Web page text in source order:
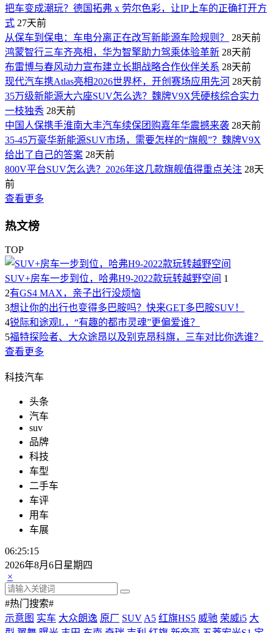
​把车变成潮玩？德国拓弗 x 劳尔色彩，让IP上车的正确打开方
式 27天前
从保车到保电：车电分离正在改写新能源车险规则？
28天前
鸿蒙智行三车齐亮相，华为智擎助力驾乘体验革新 28天前
布雷博与春风动力宣布建立长期战略合作伙伴关系 28天前
现代汽车携Atlas亮相2026世界杯，开创赛场应用先河 28天前
35万级新能源大六座SUV怎么选？魏牌V9X凭硬核综合实力
一枝独秀 28天前
中国人保携手淮南大丰汽车续保团购嘉年华震撼来袭 28天前
35-45万豪华新能源SUV市场，需要怎样的“旗舰”？魏牌V9X
给出了自己的答案 28天前
800V平台SUV怎么选？2026年这几款旗舰值得重点关注 28天
前
查看更多
热文榜
TOP
SUV+房车一步到位，哈弗H9-2022款玩转越野空间 1
2有GS4 MAX，亲子出行没烦恼
3想让你的出行也变得多巴胺吗？快来GET多巴胺SUV！
4锐际和途观L，“有趣的都市灵魂”更偏爱谁？
5福特探险者、大众途昂以及别克昂科旗，三车对比你选谁？
查看更多
科技汽车
头条
汽车
suv
品牌
科技
车型
二手车
车评
用车
车展
06:25:15
2026年8月6日星期四
×
#热门搜索#
示意图 实车 大众朗逸 原厂 SUV A5 红旗HS5 威驰 荣威i5 大